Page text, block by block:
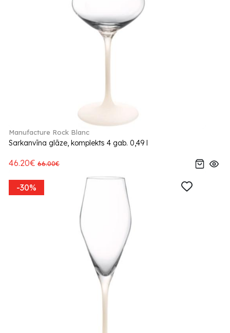
Manufacture Rock Blanc
Sarkanvīna glāze, komplekts 4 gab. 0,49 l
46.20€ 66.00€
-30%